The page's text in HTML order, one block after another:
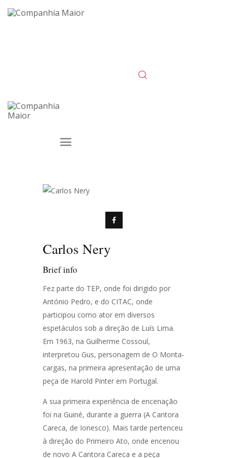
Carlos Nery
Brief info
Fez parte do TEP, onde foi dirigido por
António Pedro, e do CITAC, onde
participou como ator em diversos
espetáculos sob a direção de Luís Lima.
Em 1963, na Guilherme Cossoul,
interpretou Gus, personagem de O Monta-
cargas, na primeira apresentação de uma
peça de Harold Pinter em Portugal.
A sua primeira experiência de encenação
foi na Guiné, durante a guerra (A Cantora
Careca, de Ionesco). Mais tarde pertenceu
à direção do Primeiro Ato, onde encenou
de novo A Cantora Careca e a peça